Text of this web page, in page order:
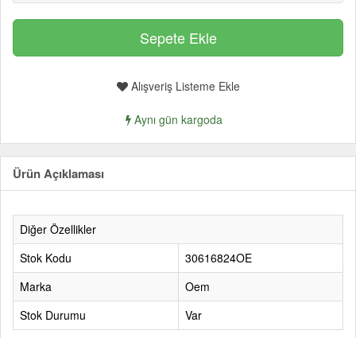
Alışveriş Listeme Ekle
Aynı gün kargoda
Ürün Açıklaması
Diğer Özellikler
Stok Kodu
30616824OE
Marka
Oem
Stok Durumu
Var